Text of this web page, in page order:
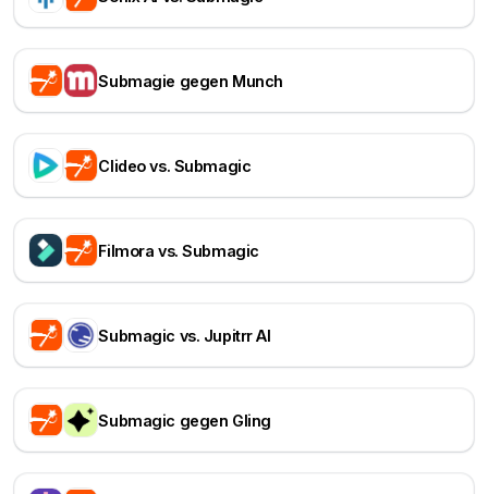
Submagie gegen Munch
Clideo vs. Submagic
Filmora vs. Submagic
Submagic vs. Jupitrr AI
Submagic gegen Gling